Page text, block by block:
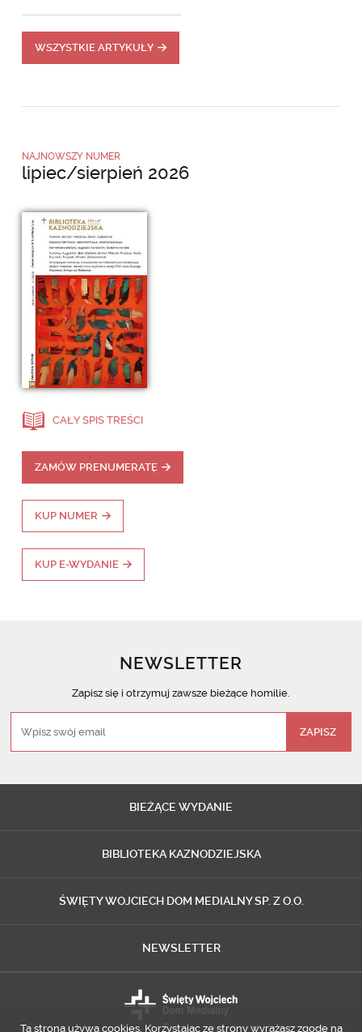
WSZYSTKIE ARTYKUŁY
NAJNOWSZY NUMER
lipiec/sierpień 2026
CAŁY SPIS TREŚCI
ZAMÓW PRENUMERATĘ
KUP NUMER
KUP E-WYDANIE
NEWSLETTER
Zapisz się i otrzymuj zawsze bieżące homilie.
BIEŻĄCE WYDANIE
BIBLIOTEKA KAZNODZIEJSKA
ŚWIĘTY WOJCIECH DOM MEDIALNY SP. Z O.O.
NEWSLETTER
Ta strona używa cookies. Korzystając ze strony wyrażasz zgodę na